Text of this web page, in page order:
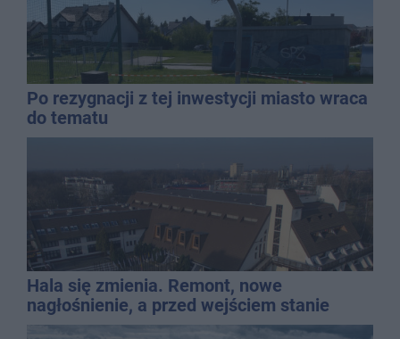
Po rezygnacji z tej inwestycji miasto wraca
do tematu
Hala się zmienia. Remont, nowe
nagłośnienie, a przed wejściem stanie
QEMETICA ARENA